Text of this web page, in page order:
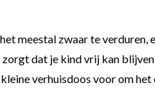
meestal zwaar te
dat je kind vrij kan
verhuisdoos voor om